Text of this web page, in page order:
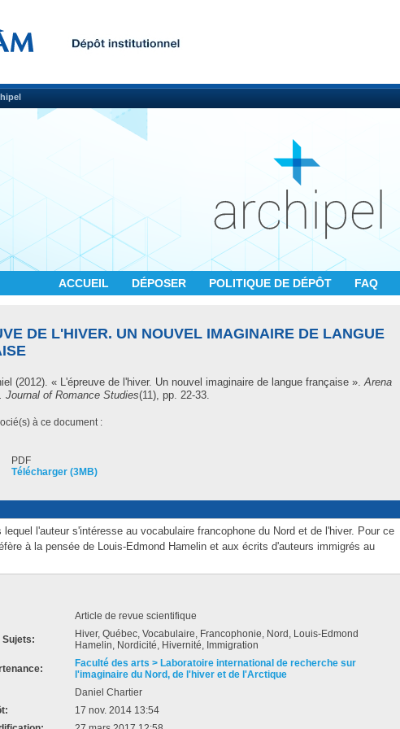
ACCUEIL DÉPOSER POLITIQUE DE DÉPÔT FAQ
DE L'HIVER. UN NOUVEL IMAGINAIRE DE LANGUE
(2012). « L'épreuve de l'hiver. Un nouvel imaginaire de langue française ».Arena
Journal of Romance Studies(11), pp. 22-33.
à ce document :
PDF
Télécharger (3MB)
lequel l'auteur s'intéresse au vocabulaire francophone du Nord et de l'hiver. Pour ce
à la pensée de Louis-Edmond Hamelin et aux écrits d'auteurs immigrés au
Article de revue scientifique
Sujets:
Hiver, Québec, Vocabulaire, Francophonie, Nord, Louis-Edmond
Hamelin, Nordicité, Hivernité, Immigration
Faculté des arts > Laboratoire international de recherche sur
l'imaginaire du Nord, de l'hiver et de l'Arctique
Daniel Chartier
17 nov. 2014 13:54